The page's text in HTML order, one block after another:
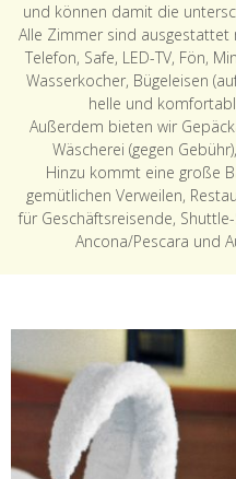
und können damit die
Alle Zimmer sind ausgestattet
Telefon, Safe, LED-TV, Fön,
Wasserkocher, Bügeleisen
helle und
Außerdem bieten wir
Wäscherei (gegen
Hinzu kommt eine große
gemütlichen Verweilen,
für Geschäftsreisende,
Ancona/Pescara und